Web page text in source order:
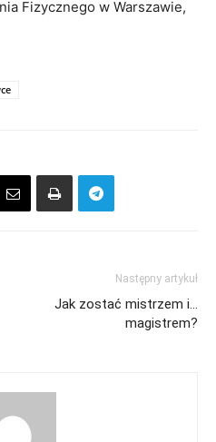
Fizycznego w Warszawie,
Następny artykuł
Jak zostać mistrzem i…
magistrem?